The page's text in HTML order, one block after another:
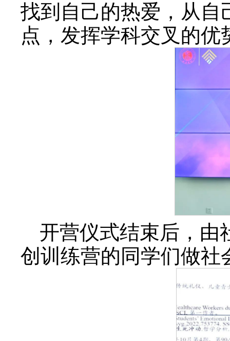
找到自己的热爱，从自
点，发挥学科交叉的优
开营仪式结束后，由
创训练营的同学们做社